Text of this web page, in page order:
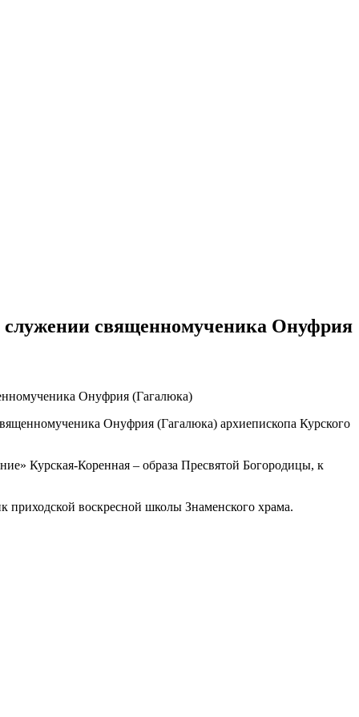
служении священномученика Онуфрия
Онуфрия (Гагалюка) архиепископа Курского
Курская-Коренная – образа Пресвятой Богородицы, к
воскресной школы Знаменского храма.